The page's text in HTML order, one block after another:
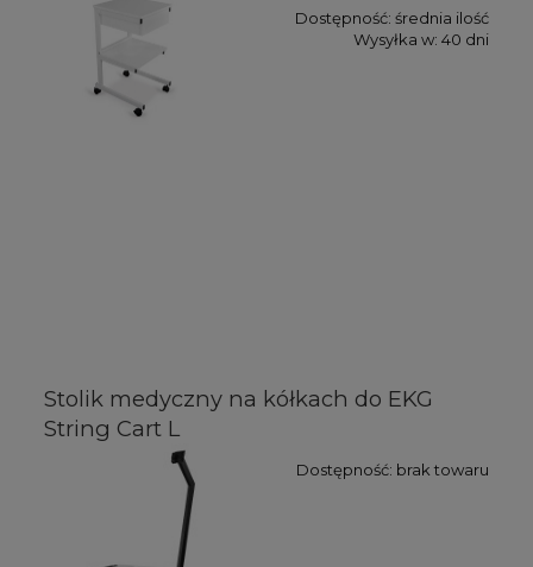
Dostępność: średnia ilość
Wysyłka w: 40 dni
Stolik medyczny na kółkach do EKG
String Cart L
Dostępność: brak towaru